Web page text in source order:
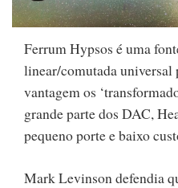
Ferrum Hypsos é uma
linear/comutada universal
vantagem os
grande parte dos DAC,
pequeno porte e baixo
Mark Levinson defendia